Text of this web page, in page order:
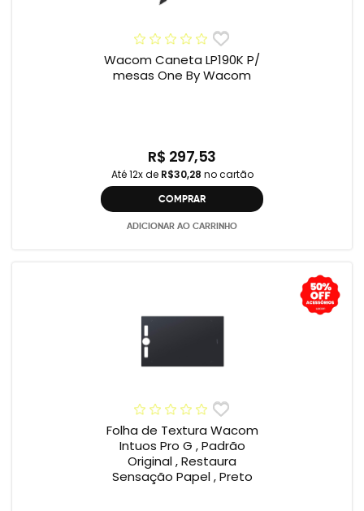
Wacom Caneta LP190K P/
mesas One By Wacom
R$ 297,53
Até 12x de R$30,28 no cartão
COMPRAR
ADICIONAR AO CARRINHO
Folha de Textura Wacom
Intuos Pro G , Padrão
Original , Restaura
Sensação Papel , Preto